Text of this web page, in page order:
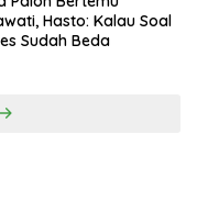
Hasto: Kalau Soal
Sudah Beda